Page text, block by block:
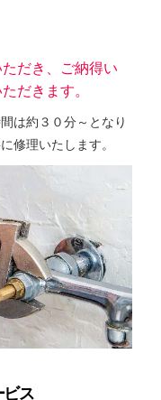
だき、ご納得い
だきます。
は約３０分～となり
修理いたします。
ビス